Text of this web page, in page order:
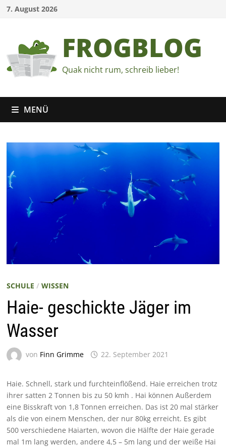
Zum7. August 2026
FROGBLOG
Quak nicht rum, schreib lieber!
MENÜ
SCHULE / WISSEN
Haie- geschickte Jäger im
Wasser
von Finn Grimme 22. September 2021
Haie. Schnell, stark und furchteinflößend. Haie erreichen trotz
ihrer satten 2 Tonnen bis zu 50 kmh . Hai können Außerdem
eine Bisskraft von 1,8 Tonnen erreichen. Das ist 20 mal stärker
als die von einem Menschen, der nur 80kg erreicht. Es gibt
500 verschiedene Haiarten, wovon die Hälfte der Haie gerade
mal 1m lang werden, andere 4,5 – 5m lang und der weiße Hai